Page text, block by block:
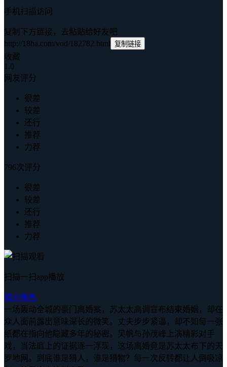
手机扫描访问
复制下方链接，去粘贴给好友吧
http://18ha.com/vod/182782.html 复制链接
收藏
1.0
网友评分
很差
较差
还行
推荐
力荐
796次评分
很差
较差
还行
推荐
力荐
扫描一扫app播放
简介角色
一场轰动全城的豪门离婚案，苏太太高调宣布结束婚姻，却在
众人面前露出意味深长的微笑。丈夫步步紧逼，却不知每一张
纸都在指向他隐藏多年的秘密。吴帆与孙茂峰上演精彩对手
戏，当法庭上的证据逐一浮现，这场离婚竟是苏太太布下的天
罗地网。到底谁是猎人，谁是猎物？每一次反转都让人倒吸凉